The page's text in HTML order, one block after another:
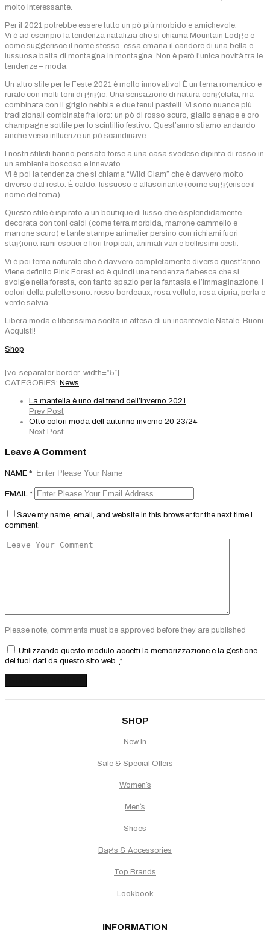
molto interessante.
Per il 2021 potrebbe essere tutto un pò più morbido e amichevole.
Vi è ad esempio la tendenza natalizia che si chiama Mountain Lodge e
come suggerisce il nome stesso, essa emana il candore di una bella e
lussuosa baita di montagna in montagna. Non è però l’unica novità tra le
tendenze – moda.
Un altro stile per le Feste 2021 è molto innovativo! È un tema romantico e
rurale con molti toni di grigio. Una sensazione di natura congelata, ma
combinata con il grigio nebbia e due tenui pastelli. Vi sono nuance più
tradizionali combinate fra loro: un pò di rosso scuro, giallo senape e oro
champagne sottile per lo scintillio festivo. Quest’anno stiamo andando
anche verso influenze un pò scandinave.
I nostri stilisti hanno pensato forse a una casa svedese dipinta di rosso in
un ambiente boscoso e innevato.
Vi è poi la tendenza che si chiama “Wild Glam” che è davvero molto
diverso dal resto. È caldo, lussuoso e affascinante (come suggerisce il
nome del tema).
Questo stile è ispirato a un boutique di lusso che è splendidamente
decorata con toni caldi (come terra morbida, marrone cammello e
marrone scuro) e tante stampe animalier persino con richiami fuori
stagione: rami esotici e fiori tropicali, animali vari e bellissimi cesti.
Vi è poi tema naturale che è davvero completamente diverso quest’anno.
Viene definito Pink Forest ed è quindi una tendenza fiabesca che si
svolge nella foresta, con tanto spazio per la fantasia e l’immaginazione. I
colori della palette sono: rosso bordeaux, rosa velluto, rosa cipria, perla e
verde salvia..
Libera moda e liberissima scelta in attesa di un incantevole Natale. Buoni
Acquisti!
Shop
[vc_separator border_width=”5″]
CATEGORIES: News
La mantella è uno dei trend dell’Inverno 2021
Prev Post
Otto colori moda dell’autunno inverno 20 23/24
Next Post
Leave A Comment
NAME *
EMAIL *
Save my name, email, and website in this browser for the next time I
comment.
Please note, comments must be approved before they are published
Utilizzando questo modulo accetti la memorizzazione e la gestione
dei tuoi dati da questo sito web. *
SHOP
New In
Sale & Special Offers
Women`s
Men`s
Shoes
Bags & Accessories
Top Brands
Lookbook
INFORMATION